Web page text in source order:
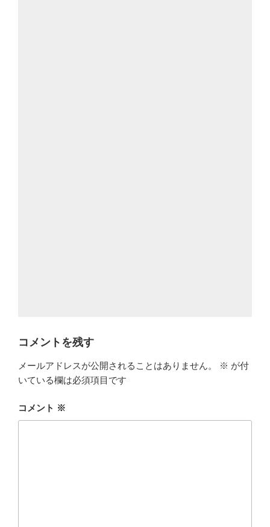
コメントを残す
メールアドレスが公開されることはありません。 ※ が付
いている欄は必須項目です
コメント ※